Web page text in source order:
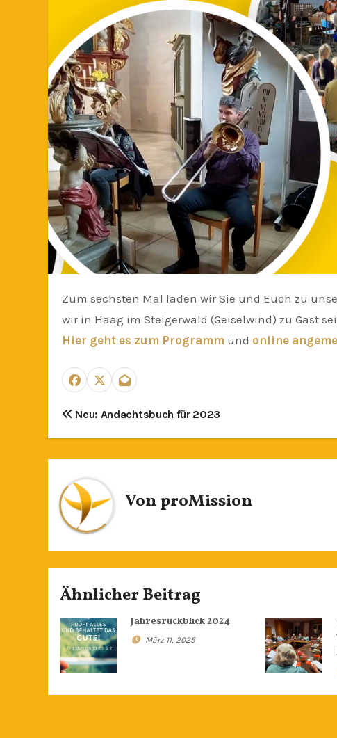
Zum sechsten Mal laden wir Sie und Euch zu unserem Freundestag und Jahresfest ein. Dieses Mal werden
wir in Haag im Steigerwald (Geiselwind) zu Gast
Hier geht es zum Programm und online
Beitragsnavigation
Neu: Andachtsbuch für 2023
VonproMission
Ähnlicher Beitrag
Jahresrückblick 2024
März 11, 2025